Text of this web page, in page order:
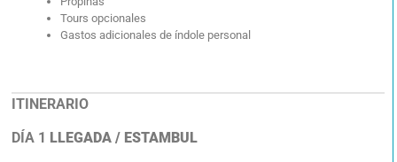
Tours opcionales
Gastos adicionales de índole personal
ITINERARIO
DÍA 1 LLEGADA / ESTAMBUL